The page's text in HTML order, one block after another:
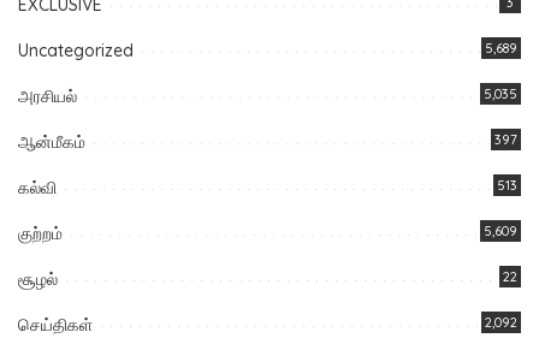
EXCLUSIVE
Uncategorized 5,689
அரசியல் 5,035
ஆன்மீகம் 397
கல்வி 513
குற்றம் 5,609
சூழல் 22
செய்திகள் 2,092